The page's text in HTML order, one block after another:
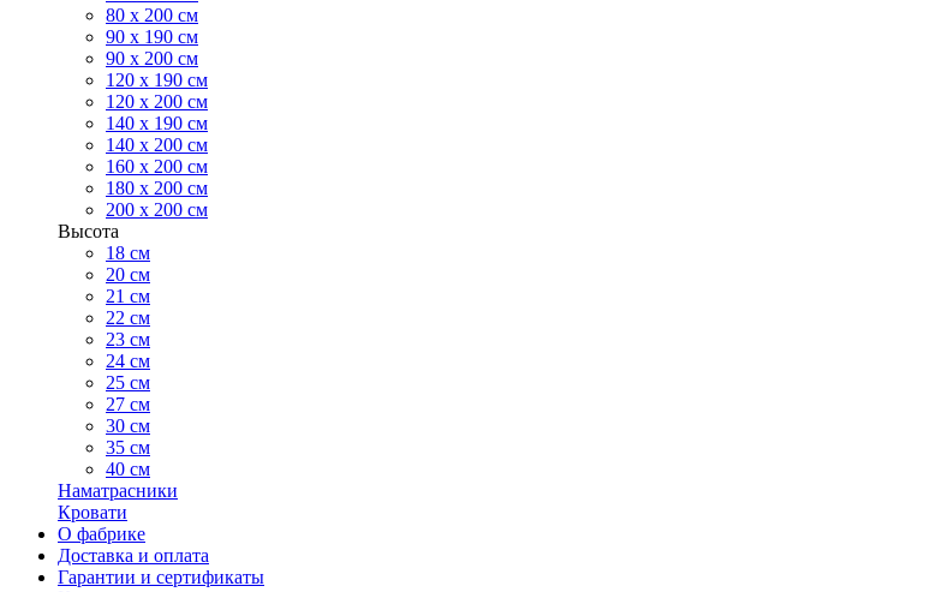
80 х 200 см
90 х 190 см
90 х 200 см
120 х 190 см
120 х 200 см
140 х 190 см
140 х 200 см
160 х 200 см
180 х 200 см
200 х 200 см
Высота
18 см
20 см
21 см
22 см
23 см
24 см
25 см
27 см
30 см
35 см
40 см
Наматрасники
Кровати
О фабрике
Доставка и оплата
Гарантии и сертификаты